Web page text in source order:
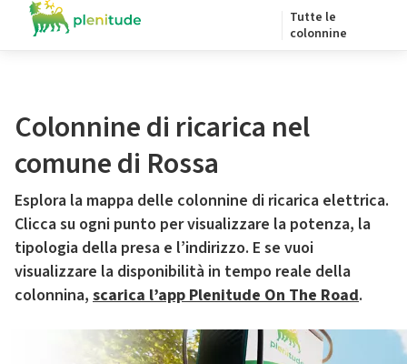
Tutte le
colonnine
Colonnine di ricarica nel
comune di Rossa
Esplora la mappa delle colonnine di ricarica elettrica.
Clicca su ogni punto per visualizzare la potenza, la
tipologia della presa e l’indirizzo. E se vuoi
visualizzare la disponibilità in tempo reale della
colonnina, scarica l’app Plenitude On The Road.